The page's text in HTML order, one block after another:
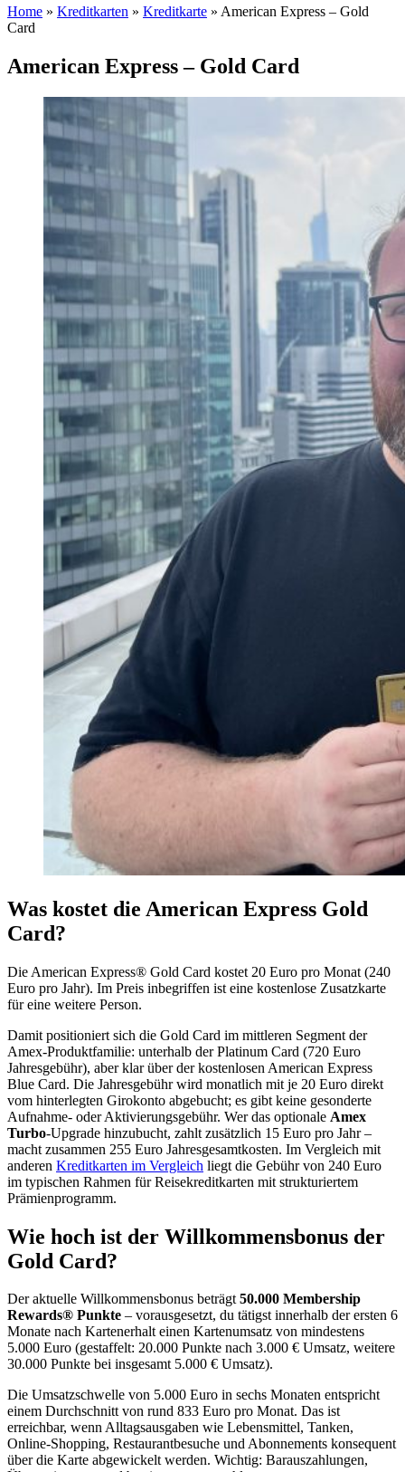
Home » Kreditkarten » Kreditkarte » American Express – Gold
Card
American Express – Gold Card
Was kostet die American Express Gold
Card?
Die American Express® Gold Card kostet 20 Euro pro Monat (240
Euro pro Jahr). Im Preis inbegriffen ist eine kostenlose Zusatzkarte
für eine weitere Person.
Damit positioniert sich die Gold Card im mittleren Segment der
Amex-Produktfamilie: unterhalb der Platinum Card (720 Euro
Jahresgebühr), aber klar über der kostenlosen American Express
Blue Card. Die Jahresgebühr wird monatlich mit je 20 Euro direkt
vom hinterlegten Girokonto abgebucht; es gibt keine gesonderte
Aufnahme- oder Aktivierungsgebühr. Wer das optionale Amex
Turbo-Upgrade hinzubucht, zahlt zusätzlich 15 Euro pro Jahr –
macht zusammen 255 Euro Jahresgesamtkosten. Im Vergleich mit
anderen Kreditkarten im Vergleich liegt die Gebühr von 240 Euro
im typischen Rahmen für Reisekreditkarten mit strukturiertem
Prämienprogramm.
Wie hoch ist der Willkommensbonus der
Gold Card?
Der aktuelle Willkommensbonus beträgt50.000 Membership
Rewards® Punkte – vorausgesetzt, du tätigst innerhalb der ersten 6
Monate nach Kartenerhalt einen Kartenumsatz von mindestens
5.000 Euro (gestaffelt: 20.000 Punkte nach 3.000 € Umsatz, weitere
30.000 Punkte bei insgesamt 5.000 € Umsatz).
Die Umsatzschwelle von 5.000 Euro in sechs Monaten entspricht
einem Durchschnitt von rund 833 Euro pro Monat. Das ist
erreichbar, wenn Alltagsausgaben wie Lebensmittel, Tanken,
Online-Shopping, Restaurantbesuche und Abonnements konsequent
über die Karte abgewickelt werden. Wichtig: Barauszahlungen,